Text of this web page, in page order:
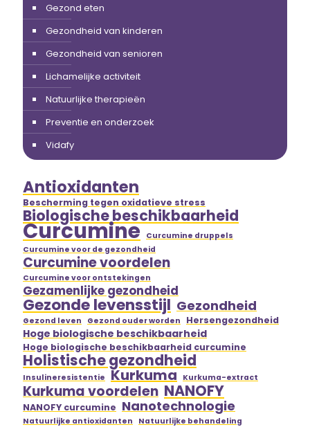
Gezond eten
Gezondheid van kinderen
Gezondheid van senioren
Lichamelijke activiteit
Natuurlijke therapieën
Preventie en onderzoek
Vidafy
Antioxidanten
Bescherming tegen oxidatieve stress
Biologische beschikbaarheid
Curcumine Curcumine druppels
Curcumine voor de gezondheid
Curcumine voordelen
Curcumine voor ontstekingen
Gezamenlijke gezondheid
Gezonde levensstijl Gezondheid
Gezond leven Gezond ouder worden Hersengezondheid
Hoge biologische beschikbaarheid
Hoge biologische beschikbaarheid curcumine
Holistische gezondheid
Insulineresistentie Kurkuma Kurkuma-extract
Kurkuma voordelen NANOFY
NANOFY curcumine Nanotechnologie
Natuurlijke antioxidanten Natuurlijke behandeling